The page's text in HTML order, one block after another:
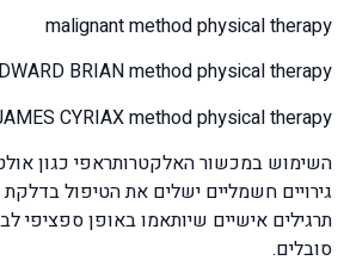
malignant method physical therapy
BRIAN method physical therapy
CYRIAX method physical therapy
השימוש במכשור האלקטרותראפי כגון
גירויים חשמליים ישלים את הטיפול בדלקת
תרגילים אישיים שיותאמו באופן ספציפי
סובלים.